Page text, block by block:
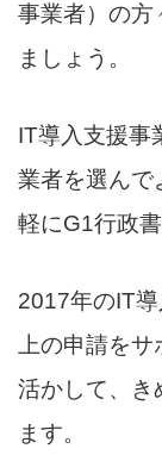
事業者）の方
ましょう。
IT導入支援事
業者を選んで
軽にG1行政
2017年のIT
上の申請をサ
活かして、き
ます。